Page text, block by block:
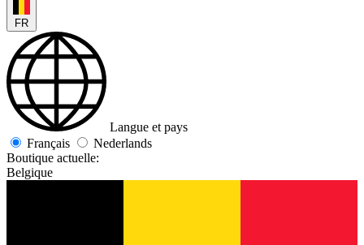
FR
Langue et pays
Français
Nederlands
Boutique actuelle:
Belgique